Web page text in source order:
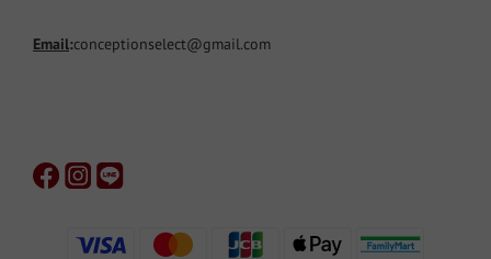
Email:conceptionselect@gmail.com